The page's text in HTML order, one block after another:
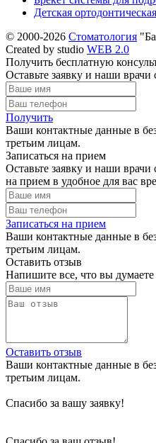
Детская
© 2000-2026 Стоматология
Created by studio WEB 2.0
Получить бесплатную
Оставьте заявку и наши врачи
Получить
Ваши контактные данные в
третьим лицам.
Записаться на прием
Оставьте заявку и наши
на прием в удобное для вас
Записаться на прием
Ваши контактные данные в
третьим лицам.
Оставить отзыв
Напишите все, что вы думаете
Оставить отзыв
Ваши контактные данные в
третьим лицам.
Спасибо за вашу заявку!